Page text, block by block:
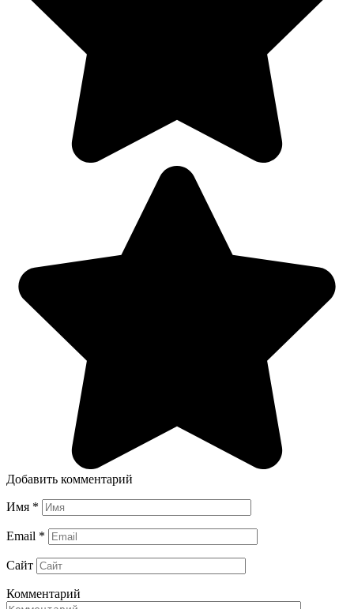
Добавить комментарий
Имя *
Email *
Сайт
Комментарий